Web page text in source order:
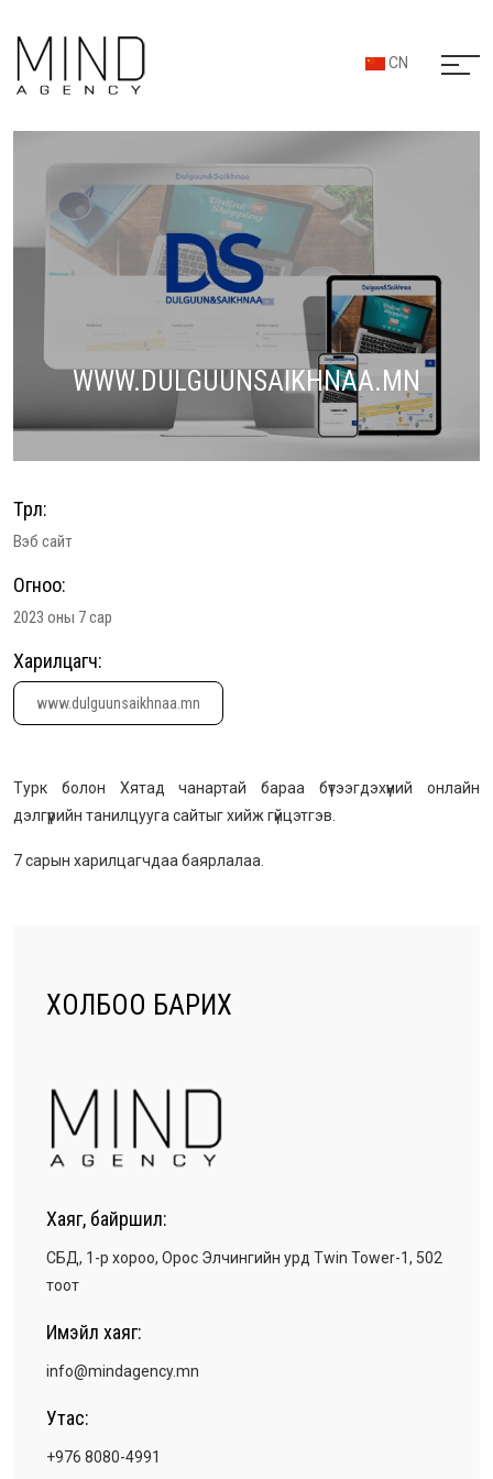
CN
WWW.DULGUUNSAIKHNAA.MN
Төрөл:
Вэб сайт
Огноо:
2023 оны 7 сар
Харилцагч:
www.dulguunsaikhnaa.mn
Турк болон Хятад чанартай бараа бүтээгдэхүүний онлайн
дэлгүүрийн танилцууга сайтыг хийж гүйцэтгэв.
7 сарын харилцагчдаа баярлалаа.
ХОЛБОО БАРИХ
Хаяг, байршил:
СБД, 1-р хороо, Орос Элчингийн урд Twin Tower-1, 502
тоот
Имэйл хаяг:
info@mindagency.mn
Утас:
+976 8080-4991